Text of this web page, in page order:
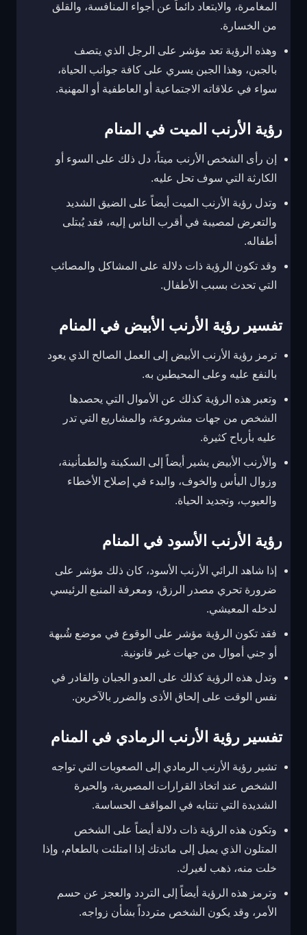
المغامرة، والابتعاد دائماً عن أجواء المنافسة، والقلق
من الخسارة.
وهذه الرؤية تعد مؤشر على الرجل الذي يتصف
بالجبن، وهذا الجبن يسري على كافة جوانب الحياة،
سواء في علاقاته الاجتماعية أو العاطفية أو المهنية.
رؤية الأرنب الميت في المنام
إن رأى الشخص الأرنب ميتاً، دل ذلك على السوء أو
الكارثة التي سوف تحل عليه.
وتدل رؤية الأرنب الميت أيضاً على الضيق الشديد
والتعرض لمصيبة في أقرب الناس إليه، فقد يُبتلى
أطفاله.
وقد تكون الرؤية ذات دلالة على المشاكل والمصائب
التي تحدث بسبب الأطفال.
تفسير رؤية الأرنب الأبيض في المنام
ترمز رؤية الأرنب الأبيض إلى العمل الصالح الذي يعود
بالنفع عليه وعلى المحيطين به.
وتعبر هذه الرؤية كذلك عن الأموال التي يحصدها
الشخص من جهات مشروعة، والمشاريع التي تدر
عليه بأرباح كثيرة.
والأرنب الأبيض يشير أيضاً إلى السكينة والطمأنينة،
وزوال اليأس والخوف، والبدء في إصلاح الأخطاء
والعيوب، وتجديد الحياة.
رؤية الأرنب الأسود في المنام
إذا شاهد الرائي الأرنب الأسود، كان ذلك مؤشر على
ضرورة تحري مصدر الرزق، ومعرفة المنبع الرئيسي
لدخله المعيشي.
فقد تكون الرؤية مؤشر على الوقوع في موضع شُبهة
أو جني أموال من جهات غير قانونية.
وتدل هذه الرؤية كذلك على العدو الجبان والقادر في
نفس الوقت على إلحاق الأذى والضرر بالآخرين.
تفسير رؤية الأرنب الرمادي في المنام
تشير رؤية الأرنب الرمادي إلى الصعوبات التي تواجه
الشخص عند اتخاذ القرارات المصيرية، والحيرة
الشديدة التي تنتابه في المواقف الحساسة.
وتكون هذه الرؤية ذات دلالة أيضاً على الشخص
المتلون الذي يميل إلى مائدتك إذا امتلئت بالطعام، وإذا
خلت منه، ذهب لغيرك.
وترمز هذه الرؤية أيضاً إلى التردد والعجز عن حسم
الأمر، وقد يكون الشخص متردداً بشأن زواجه.